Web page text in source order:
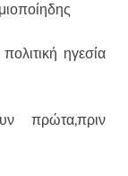
ηγεσία
πρώτα,πριν